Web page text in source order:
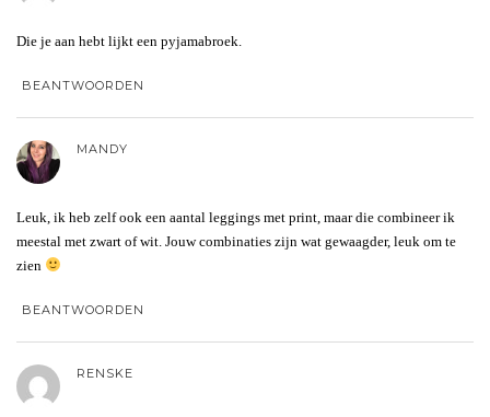
Die je aan hebt lijkt een pyjamabroek.
BEANTWOORDEN
MANDY
Leuk, ik heb zelf ook een aantal leggings met print, maar die combineer ik
meestal met zwart of wit. Jouw combinaties zijn wat gewaagder, leuk om te
zien
BEANTWOORDEN
RENSKE